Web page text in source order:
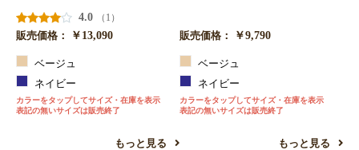
4.0
（1）
販売価格：
￥13,090
ベージュ
ネイビー
カラーをタップしてサイズ・在庫を表示
表記の無いサイズは販売終了
もっと見る
販売価格： ￥9,790
ベージュ
ネイビー
カラーをタップしてサイズ・在庫を表示
表記の無いサイズは販売終了
もっと見る